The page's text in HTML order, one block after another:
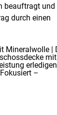
beauftragt und
durch einen
mit
erledigen
–